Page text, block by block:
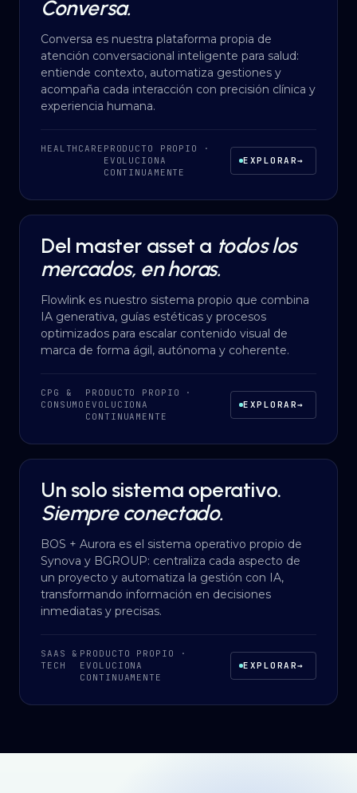
Conversa.
Conversa es nuestra plataforma propia de
atención conversacional inteligente para salud:
entiende contexto, automatiza gestiones y
acompaña cada interacción con precisión clínica y
experiencia humana.
HEALTHCARE PRODUCTO PROPIO ·
EVOLUCIONA
CONTINUAMENTE
EXPLORAR→
AI AUTOMATION · CPG & CONSUMO
Del master asset a todos los
mercados, en horas.
Flowlink es nuestro sistema propio que combina
IA generativa, guías estéticas y procesos
optimizados para escalar contenido visual de
marca de forma ágil, autónoma y coherente.
CPG &
CONSUMO
PRODUCTO PROPIO ·
EVOLUCIONA
CONTINUAMENTE
EXPLORAR→
DESARROLLO A MEDIDA·SAAS & TECH
Un solo sistema operativo.
Siempre conectado.
BOS + Aurora es el sistema operativo propio de
Synova y BGROUP: centraliza cada aspecto de
un proyecto y automatiza la gestión con IA,
transformando información en decisiones
inmediatas y precisas.
SAAS &
TECH
PRODUCTO PROPIO ·
EVOLUCIONA
CONTINUAMENTE
EXPLORAR→